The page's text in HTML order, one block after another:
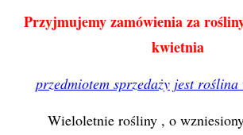
Przyjmujemy zamówienia za
kwietnia
przedmiotem sprzedaży jest
Wieloletnie rośliny , o